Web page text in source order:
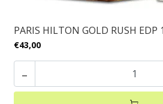
PARIS HILTON GOLD RUSH EDP
€43,00
-